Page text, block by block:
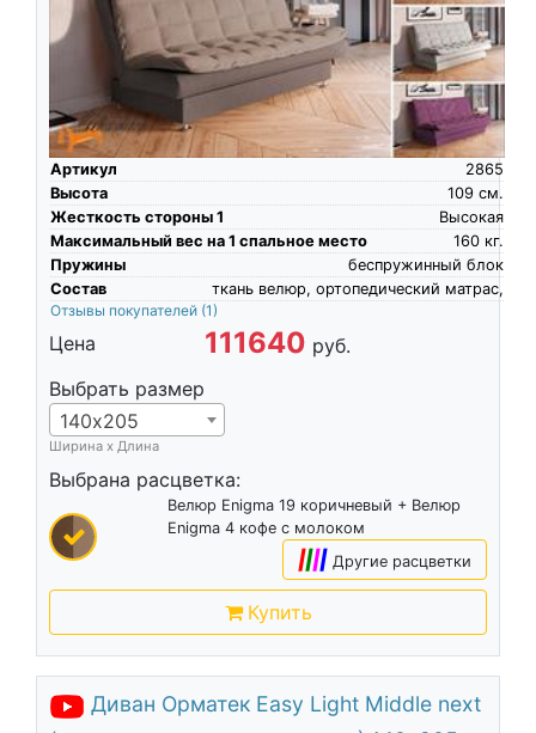
Артикул
2865
Высота
см.
109
Жесткость стороны 1
Высокая
Максимальный вес на 1 спальное место
кг.
160
Пружины
беспружинный блок
Состав
ткань велюр, ортопедический матрас,
Отзывы покупателей (1)
Цена 111640 руб.
Выбрать размер
140х205
Ширина х Длина
Выбрана расцветка:
Велюр Enigma 19 коричневый + Велюр
Enigma 4 кофе с молоком
|||| Другие расцветки
Купить
Диван Орматек Easy Light Middle next